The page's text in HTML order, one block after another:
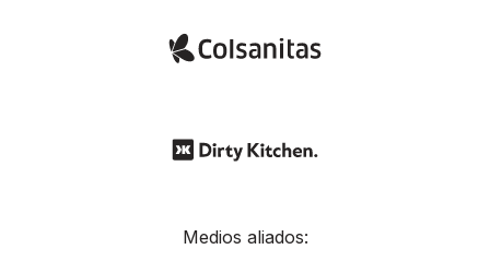
Medios aliados: